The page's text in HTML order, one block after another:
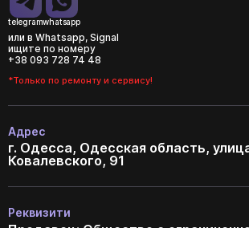
telegramwhatsapp
или в Whatsapp, Signal
ищите по номеру
+38 093 728 74 48
*Только по ремонту и сервису!
Адрес
г. Одесса, Одесская область,
Ковалевского, 91
Реквизити